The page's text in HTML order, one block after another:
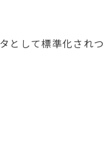
として標準化されつ